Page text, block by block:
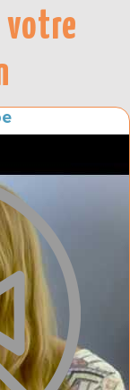
votre